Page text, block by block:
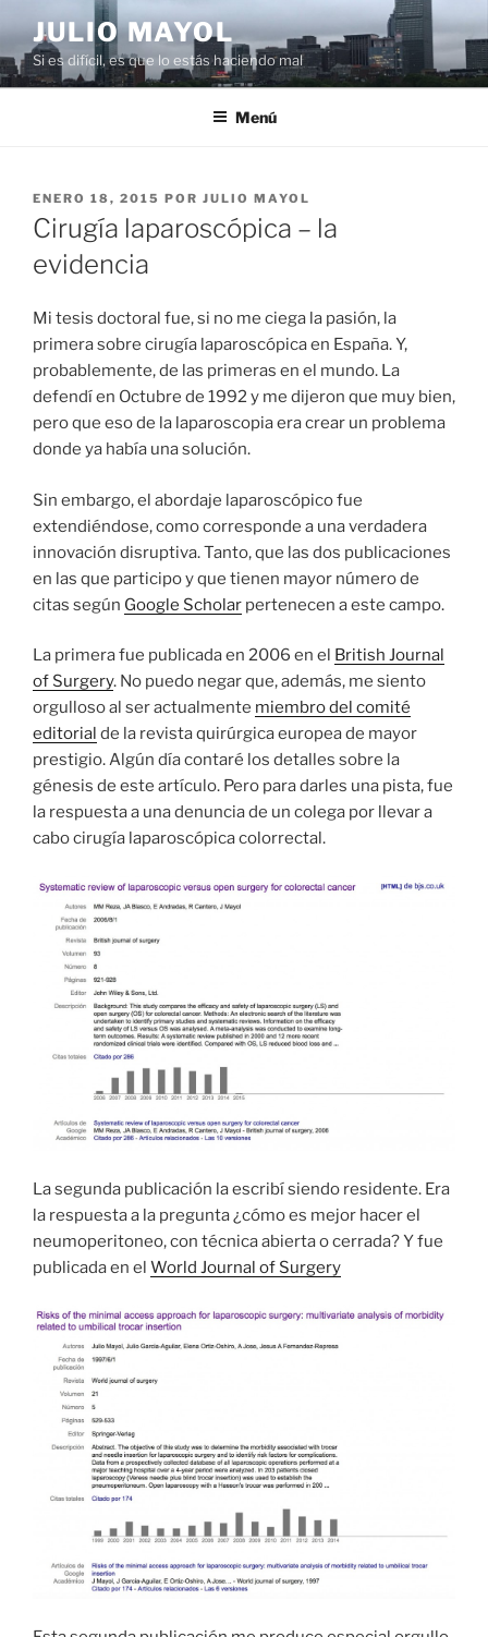
al
contenido
JULIO MAYOL
Si es difícil, es que lo estás haciendo mal
Menú
PUBLICADO
EL
ENERO 18, 2015 POR JULIO MAYOL
Cirugía laparoscópica – la
evidencia
Mi tesis doctoral fue, si no me ciega la pasión, la
primera sobre cirugía laparoscópica en España. Y,
probablemente, de las primeras en el mundo. La
defendí en Octubre de 1992 y me dijeron que muy bien,
pero que eso de la laparoscopia era crear un problema
donde ya había una solución.
Sin embargo, el abordaje laparoscópico fue
extendiéndose, como corresponde a una verdadera
innovación disruptiva. Tanto, que las dos publicaciones
en las que participo y que tienen mayor número de
citas según Google Scholar pertenecen a este campo.
La primera fue publicada en 2006 en el British Journal
of Surgery. No puedo negar que, además, me siento
orgulloso al ser actualmente miembro del comité
editorial de la revista quirúrgica europea de mayor
prestigio. Algún día contaré los detalles sobre la
génesis de este artículo. Pero para darles una pista, fue
la respuesta a una denuncia de un colega por llevar a
cabo cirugía laparoscópica colorrectal.
La segunda publicación la escribí siendo residente. Era
la respuesta a la pregunta ¿cómo es mejor hacer el
neumoperitoneo, con técnica abierta o cerrada? Y fue
publicada en el World Journal of Surgery